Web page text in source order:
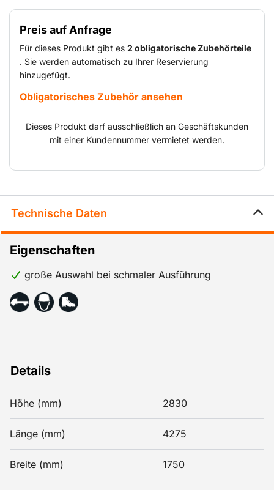
Alle Modelle sind kleiner als Teleskopbühnen, verfügen
aber oft über eine höhere Hubleistung. Aufgrund der
größeren Plattform bieten sie außerdem mehr Platz
zum Arbeiten. Hiermit lassen sich Personen und
Materialien sicher bis auf die gewünschte Höhe
befördern, um dort allerlei Arbeiten durchzuführen.
ausgerüstet und eignen sich vor allem für Arbeiten im
Innenbereich.
Preis auf Anfrage
Für dieses Produkt gibt es 2 obligatorische Zubehörteile
. Sie werden automatisch zu Ihrer Reservierung
hinzugefügt.
Obligatorisches Zubehör ansehen
Dieses Produkt darf ausschließlich an Geschäftskunden
mit einer Kundennummer vermietet werden.
Technische Daten
Details
Höhe (mm) 2830
Länge (mm) 4275
Breite (mm) 1750
Eigenschaften
große Auswahl bei schmaler Ausführung